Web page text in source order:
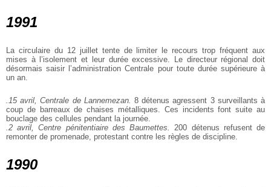
1991
La circulaire du 12 juillet tente de limiter le recours trop fréquent aux
mises à l’isolement et leur durée excessive. Le directeur régional doit
désormais saisir l’administration Centrale pour toute durée supérieure à
un an.
.15 avril, Centrale de Lannemezan. 8 détenus agressent 3 surveillants à
coup de barreaux de chaises métalliques. Ces incidents font suite au
bouclage des cellules pendant la journée.
.2 avril, Centre pénitentiaire des Baumettes. 200 détenus refusent de
remonter de promenade, protestant contre les règles de discipline.
1990